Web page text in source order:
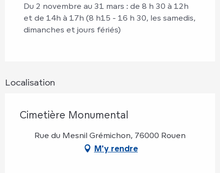
Du 2 novembre au 31 mars : de 8 h 30 à 12h
et de 14h à 17h (8 h15 - 16 h 30, les samedis,
dimanches et jours fériés)
Localisation
Cimetière Monumental
Rue du Mesnil Grémichon, 76000 Rouen
M'y rendre